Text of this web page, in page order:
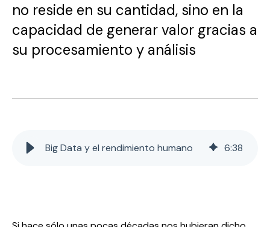
no reside en su cantidad, sino en la
capacidad de generar valor gracias a
su procesamiento y análisis
Big Data y el rendimiento humano 6:38